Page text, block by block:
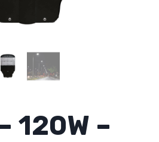
120W –